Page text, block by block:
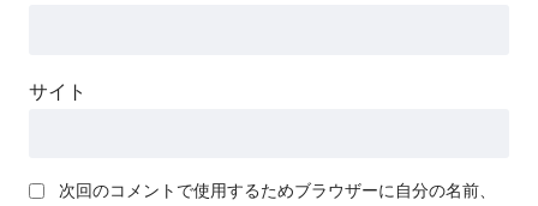
サイト
次回のコメントで使用するためブラウザーに自分の名前、